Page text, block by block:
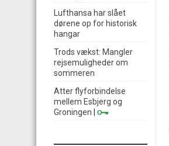
Lufthansa har slået
dørene op for historisk
hangar
Trods vækst: Mangler
rejsemuligheder om
sommeren
Atter flyforbindelse
mellem Esbjerg og
Groningen